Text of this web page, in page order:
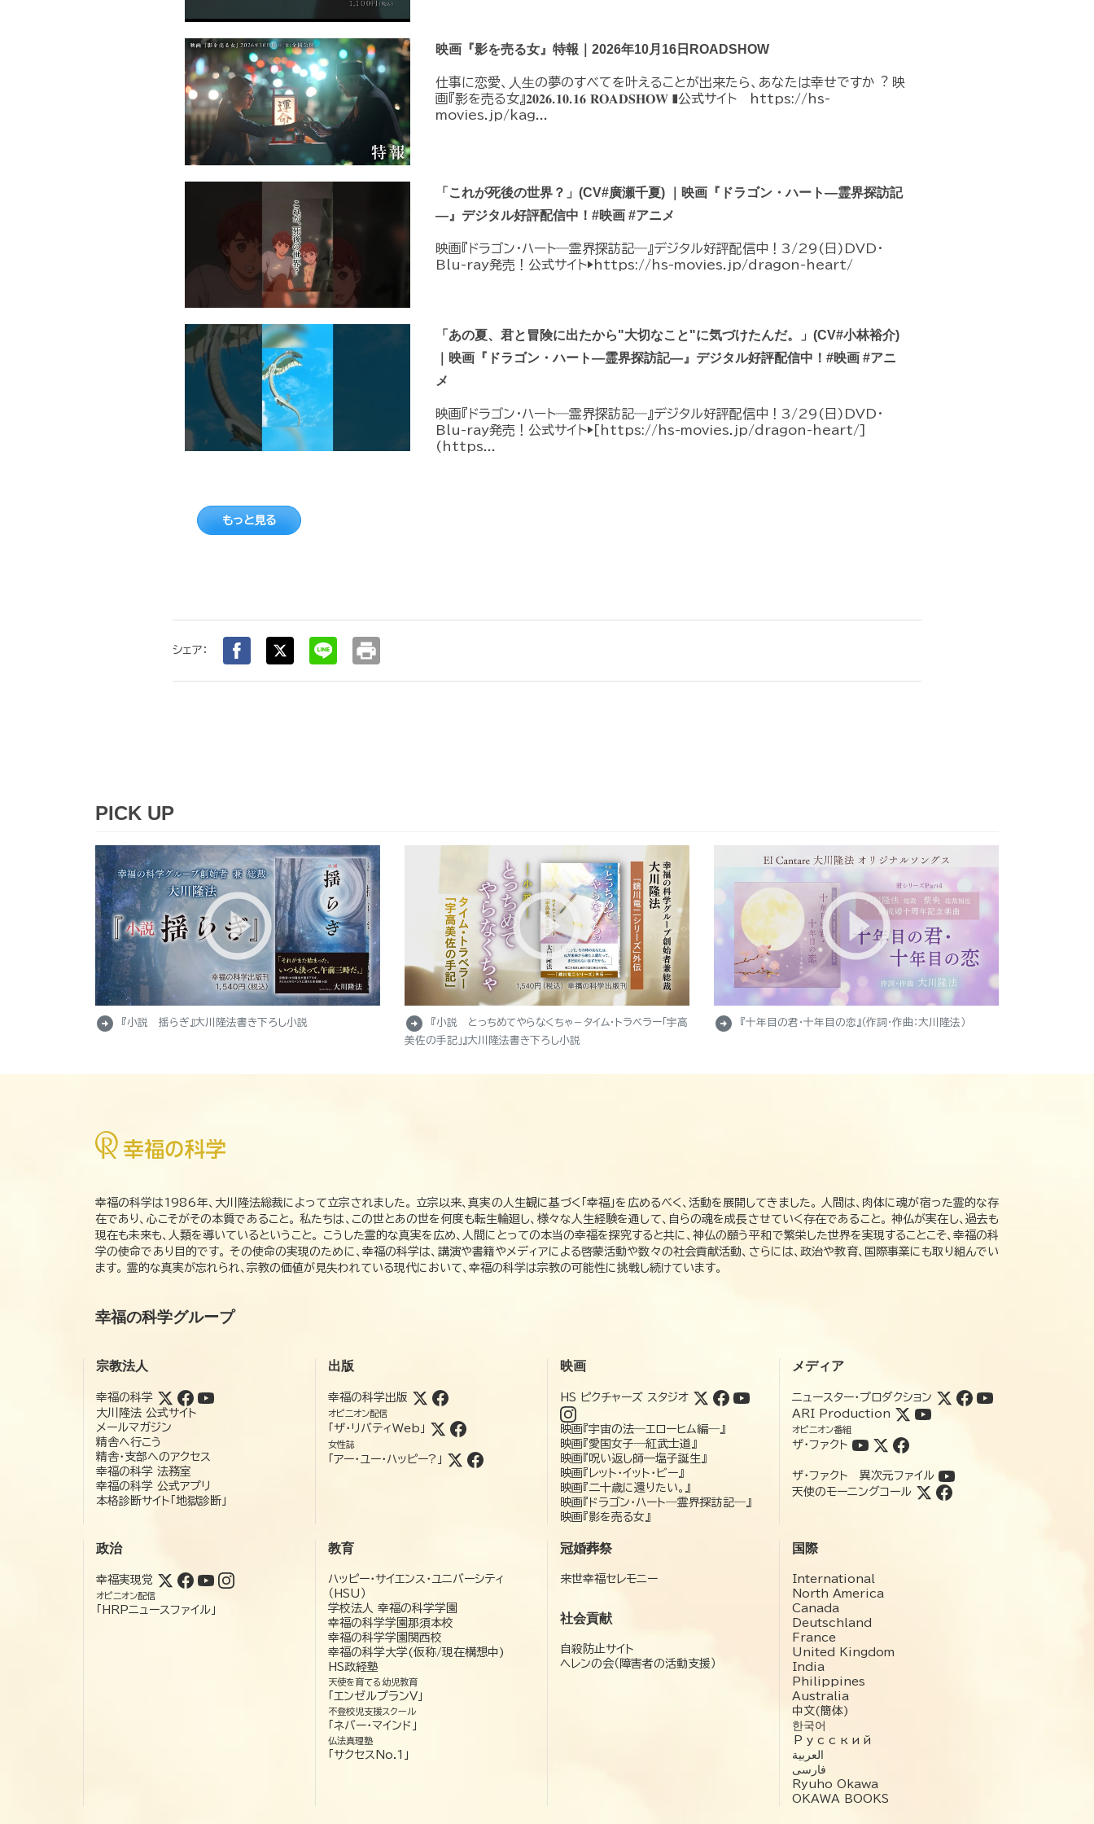
映画『影を売る女』特報｜2026年10月16日ROADSHOW
仕事に恋愛、⼈⽣の夢のすべてを叶えることが出来たら、あなたは幸せですか︖ 映
画『影を売る女』𝟐𝟎𝟐𝟔.𝟏𝟎.𝟏𝟔 𝐑𝐎𝐀𝐃𝐒𝐇𝐎𝐖 ❚公式サイト https://hs-
movies.jp/kag...
「これが死後の世界？」(CV#廣瀬千夏) ｜映画『ドラゴン・ハート―霊界探訪記
―』デジタル好評配信中！#映画 #アニメ
映画『ドラゴン・ハート―霊界探訪記―』デジタル好評配信中！3/29(日)DVD・
Blu-ray発売！公式サイト▶︎https://hs-movies.jp/dragon-heart/
「あの夏、君と冒険に出たから"大切なこと"に気づけたんだ。」(CV#小林裕介)
｜映画『ドラゴン・ハート―霊界探訪記―』デジタル好評配信中！#映画 #アニ
メ
映画『ドラゴン・ハート―霊界探訪記―』デジタル好評配信中！3/29(日)DVD・
Blu-ray発売！公式サイト▶︎[https://hs-movies.jp/dragon-heart/]
(https...
もっと見る
シェア： print
PICK UP
arrow_circle_right 『小説 揺らぎ』大川隆法書き下ろし小説 arrow_circle_right
『小説 とっちめてやらなくちゃ－タイム・トラベラー「宇高
美佐の手記」』大川隆法書き下ろし小説
arrow_circle_right 『十年目の君・十年目の恋』（作詞・作曲：大川隆法）
幸福の科学は1986年、大川隆法総裁によって立宗されました。 立宗以来、真実の人生観に基づく「幸福」を広めるべく、活動を展開してきました。 人間は、肉体に魂が宿った霊的な存
在であり、心こそがその本質であること。 私たちは、この世とあの世を何度も転生輪廻し、様々な人生経験を通して、自らの魂を成長させていく存在であること。 神仏が実在し、過去も
現在も未来も、人類を導いているということ。 こうした霊的な真実を広め、人間にとっての本当の幸福を探究すると共に、神仏の願う平和で繁栄した世界を実現することこそ、幸福の科
学の使命であり目的です。 その使命の実現のために、幸福の科学は、講演や書籍やメディアによる啓蒙活動や数々の社会貢献活動、さらには、政治や教育、国際事業にも取り組んでい
ます。 霊的な真実が忘れられ、宗教の価値が見失われている現代において、幸福の科学は宗教の可能性に挑戦し続けています。
幸福の科学グループ
宗教法人
幸福の科学
大川隆法 公式サイト
メールマガジン
精舎へ行こう
精舎・支部へのアクセス
幸福の科学 法務室
幸福の科学 公式アプリ
本格診断サイト「地獄診断」
出版
幸福の科学出版
オピニオン配信
「ザ・リバティWeb」
女性誌
「アー・ユー・ハッピー?」
映画
HS ピクチャーズ スタジオ
映画『宇宙の法―エローヒム編―』
映画『愛国女子―紅武士道』
映画『呪い返し師—塩子誕生』
映画『レット・イット・ビー』
映画『二十歳に還りたい。』
映画『ドラゴン・ハート―霊界探訪記―』
映画『影を売る女』
メディア
ニュースター・プロダクション
ARI Production
オピニオン番組
ザ・ファクト
ザ・ファクト 異次元ファイル
天使のモーニングコール
政治
幸福実現党
オピニオン配信
「HRPニュースファイル」
教育
ハッピー・サイエンス・ユニバーシティ
（HSU）
学校法人 幸福の科学学園
幸福の科学学園那須本校
幸福の科学学園関西校
幸福の科学大学(仮称/現在構想中)
HS政経塾
天使を育てる幼児教育
「エンゼルプランV」
不登校児支援スクール
「ネバー・マインド」
仏法真理塾
「サクセスNo.1」
冠婚葬祭
来世幸福セレモニー
社会貢献
自殺防止サイト
ヘレンの会（障害者の活動支援）
国際
International
North America
Canada
Deutschland
France
United Kingdom
India
Philippines
Australia
中文(簡体)
한국어
Русский
العربية‏
فارسی
Ryuho Okawa
OKAWA BOOKS